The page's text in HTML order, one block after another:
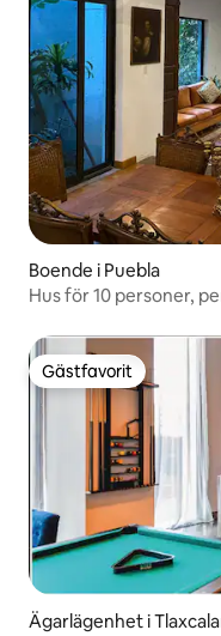
Boende i Puebla
Hus för 10 personer,
Gästfavorit
Gästfavorit
Ägarlägenhet i